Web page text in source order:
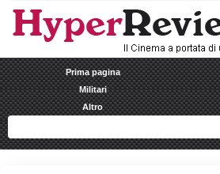
Prima pagina
Militari
Altro